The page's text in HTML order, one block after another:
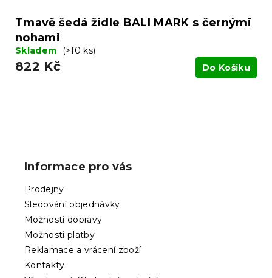
Tmavě šedá židle BALI MARK s černými
nohami
Skladem (>10 ks)
822 Kč Do Košíku
Informace pro vás
Prodejny
Sledování objednávky
Možnosti dopravy
Možnosti platby
Reklamace a vrácení zboží
Kontakty